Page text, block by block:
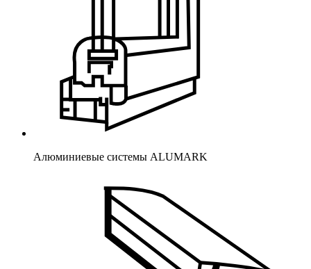
Алюминиевые системы ALUMARK